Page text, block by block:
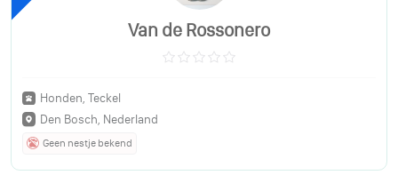
Van de Rossonero
Honden, Teckel
Den Bosch, Nederland
Geen nestje bekend